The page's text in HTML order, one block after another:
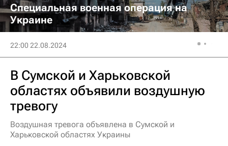
Специальная военная операция на
Украине
22:00 22.08.2024
В Сумской и Харьковской
областях объявили воздушную
тревогу
Воздушная тревога объявлена в Сумской и
Харьковской областях Украины